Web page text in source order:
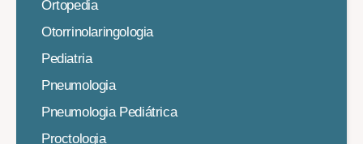
Ortopedia
Otorrinolaringologia
Pediatria
Pneumologia
Pneumologia Pediátrica
Proctologia